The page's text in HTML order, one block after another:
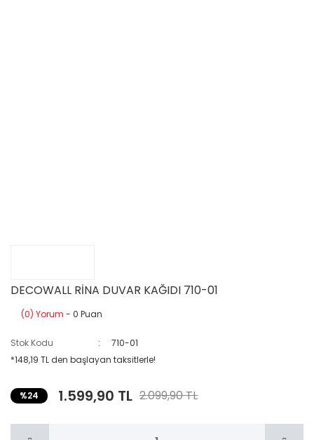
DECOWALL RİNA DUVAR KAĞIDI 710-01
(0) Yorum - 0 Puan
Stok Kodu
710-01
*148,19 TL den başlayan taksitlerle!
%24 1.599,90 TL 2.099,90 TL